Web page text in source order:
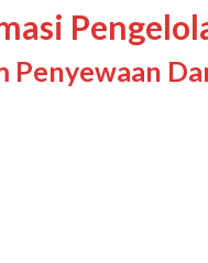
Penyewaan